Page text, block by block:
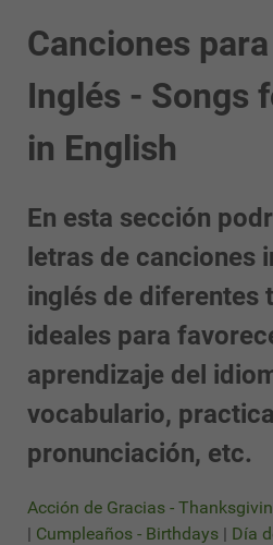
Canciones
Inglés - Songs
in English
En esta sección
letras de canciones
inglés de diferentes
ideales para
aprendizaje del
vocabulario,
pronunciación, etc.
Acción de Gracias -
| Cumpleaños - Birthdays | Día